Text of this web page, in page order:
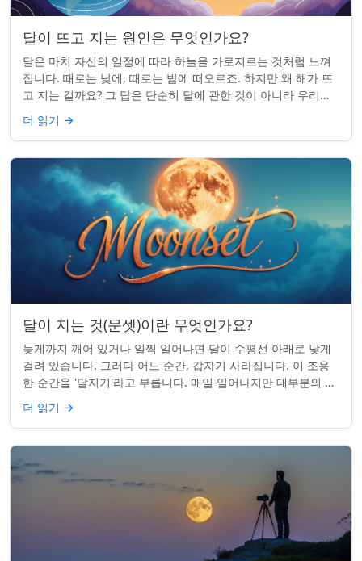
달이 뜨고 지는 원인은 무엇인가요?
달은 마치 자신의 일정에 따라 하늘을 가로지르는 것처럼 느껴
집니다. 때로는 낮에, 때로는 밤에 떠오르죠. 하지만 왜 해가 뜨
고 지는 걸까요? 그 답은 단순히 달에 관한 것이 아니라 우리에
관한 것입니다. 핵심 통찰:...
더 읽기 →
달이 지는 것(문셋)이란 무엇인가요?
늦게까지 깨어 있거나 일찍 일어나면 달이 수평선 아래로 낮게
걸려 있습니다. 그러다 어느 순간, 갑자기 사라집니다. 이 조용
한 순간을 '달지기'라고 부릅니다. 매일 일어나지만 대부분의 사
람들은 놓치곤 합니다. 핵심 ...
더 읽기 →